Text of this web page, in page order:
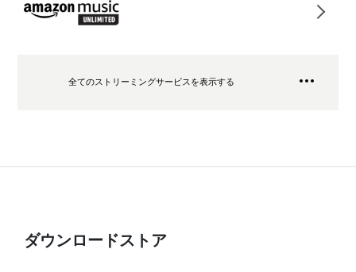
全てのストリーミングサービスを表示する
ダウンロードストア